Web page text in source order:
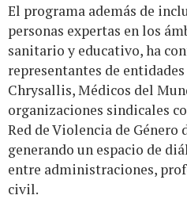
El programa además de
personas expertas en los
sanitario y educativo, ha
representantes de
Chrysallis, Médicos del
organizaciones sindicales
Red de Violencia de Género
generando un espacio de
entre administraciones,
civil.